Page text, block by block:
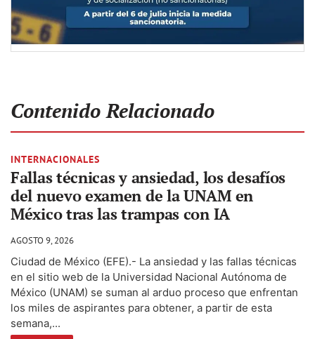
Contenido Relacionado
INTERNACIONALES
Fallas técnicas y ansiedad, los desafíos
del nuevo examen de la UNAM en
México tras las trampas con IA
AGOSTO 9, 2026
Ciudad de México (EFE).- La ansiedad y las fallas técnicas
en el sitio web de la Universidad Nacional Autónoma de
México (UNAM) se suman al arduo proceso que enfrentan
los miles de aspirantes para obtener, a partir de esta
semana,...